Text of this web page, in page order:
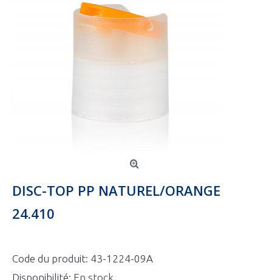
DISC-TOP PP NATUREL/ORANGE
24.410
Code du produit: 43-1224-09A
Disponibilité: En stock